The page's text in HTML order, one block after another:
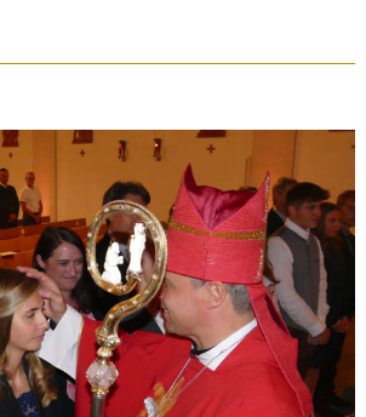
BEITRAG ANSEHEN